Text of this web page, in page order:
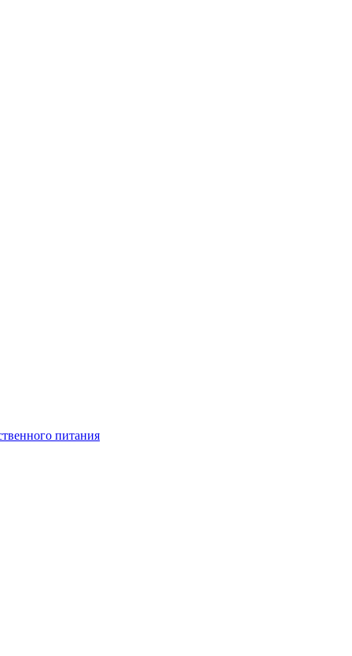
питания